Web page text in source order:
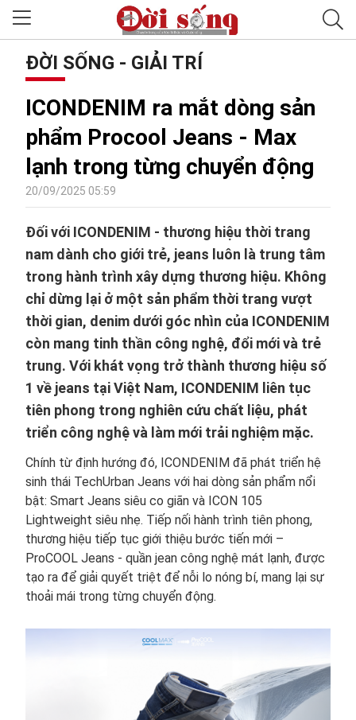
ĐỜI SỐNG - GIẢI TRÍ
ICONDENIM ra mắt dòng sản
phẩm Procool Jeans - Max
lạnh trong từng chuyển động
20/09/2025 05:59
Đối với ICONDENIM - thương hiệu thời trang
nam dành cho giới trẻ, jeans luôn là trung tâm
trong hành trình xây dựng thương hiệu. Không
chỉ dừng lại ở một sản phẩm thời trang vượt
thời gian, denim dưới góc nhìn của ICONDENIM
còn mang tinh thần công nghệ, đổi mới và trẻ
trung. Với khát vọng trở thành thương hiệu số
1 về jeans tại Việt Nam, ICONDENIM liên tục
tiên phong trong nghiên cứu chất liệu, phát
triển công nghệ và làm mới trải nghiệm mặc.
Chính từ định hướng đó, ICONDENIM đã phát triển hệ
sinh thái TechUrban Jeans với hai dòng sản phẩm nổi
bật: Smart Jeans siêu co giãn và ICON 105
Lightweight siêu nhẹ. Tiếp nối hành trình tiên phong,
thương hiệu tiếp tục giới thiệu bước tiến mới –
ProCOOL Jeans - quần jean công nghệ mát lạnh, được
tạo ra để giải quyết triệt để nỗi lo nóng bí, mang lại sự
thoải mái trong từng chuyển động.